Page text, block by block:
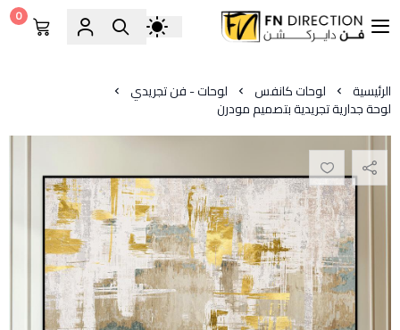
فن دايركشن
0
الرئيسية لوحات كانفس لوحات - فن تجريدي
لوحة جدارية تجريدية بتصميم مودرن